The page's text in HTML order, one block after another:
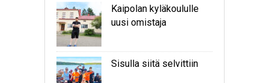
Kaipolan kyläkoululle
uusi omistaja
Sisulla siitä selvittiin